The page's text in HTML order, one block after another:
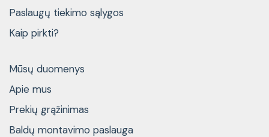
Paslaugų tiekimo sąlygos
Kaip pirkti?
Mūsų duomenys
Apie mus
Prekių grąžinimas
Baldų montavimo paslauga